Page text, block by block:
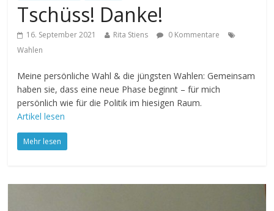
Tschüss! Danke!
16. September 2021 Rita Stiens
0 Kommentare
Wahlen
Meine persönliche Wahl & die jüngsten Wahlen: Gemeinsam
haben sie, dass eine neue Phase beginnt – für mich
persönlich wie für die Politik im hiesigen Raum.
Artikel lesen
Mehr lesen